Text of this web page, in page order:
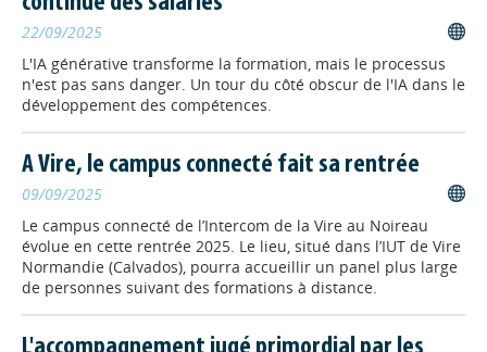
Faut-il encore apprendre au
XXIème siècle, quand les
machines savent déjà tout ?
Comment apprendre, former et
développer les compétences dans un
transforme profondément notre
rapport au savoir ? Question posée à François Taddei,
auteur du rapport au gouvernement sur l’iA dans
l’enseignement supérieur et signé « Apprendre au XXIe
siècle ».
22/09/2025
L'IA générative transforme la formation, mais le processus
n'est pas sans danger. Un tour du côté obscur de l'IA dans le
développement des compétences.
A Vire, le campus connecté fait sa rentrée
09/09/2025
Le campus connecté de l’Intercom de la Vire au Noireau
évolue en cette rentrée 2025. Le lieu, situé dans l’IUT de Vire
Normandie (Calvados), pourra accueillir un panel plus large
de personnes suivant des formations à distance.